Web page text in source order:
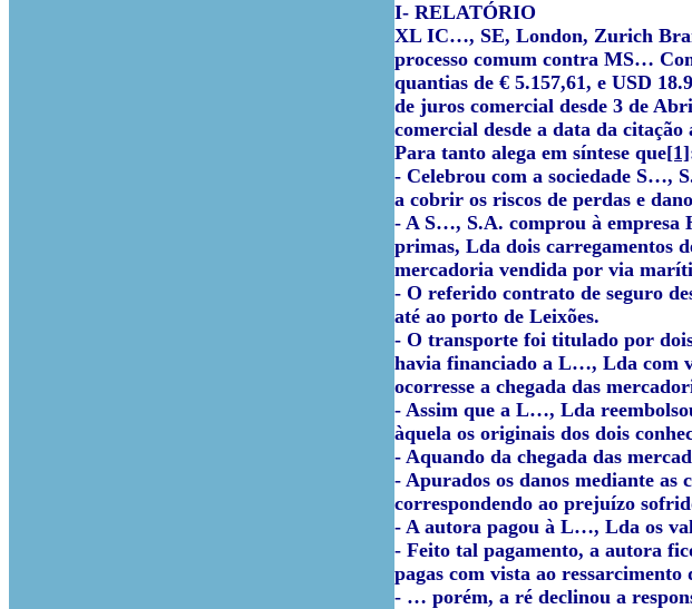
I- RELATÓRIO
XL IC…, SE, London, Zurich
processo comum contra MS…
quantias de € 5.157,61, e USD
de juros comercial desde 3 de
comercial desde a data da
Para tanto alega em síntese que[1]
- Celebrou com a sociedade S…,
a cobrir os riscos de perdas e
- A S…, S.A. comprou à empresa
primas, Lda dois carregamentos
mercadoria vendida por via
- O referido contrato de seguro
até ao porto de Leixões.
- O transporte foi titulado por
havia financiado a L…, Lda com
ocorresse a chegada das
- Assim que a L…, Lda
àquela os originais dos dois
- Aquando da chegada das
- Apurados os danos mediante
correspondendo ao prejuízo
- A autora pagou à L…, Lda os
- Feito tal pagamento, a autora
pagas com vista ao
- … porém, a ré declinou a